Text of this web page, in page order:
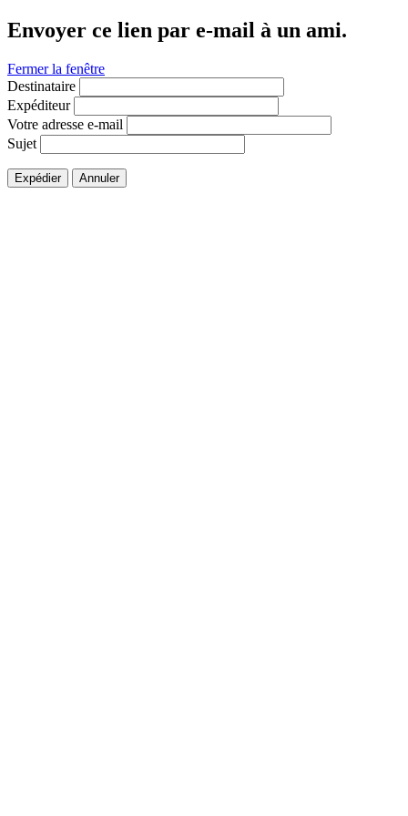
Envoyer ce lien par e-mail à un ami.
Fermer la fenêtre
Destinataire
Expéditeur
Votre adresse e-mail
Sujet
Expédier Annuler